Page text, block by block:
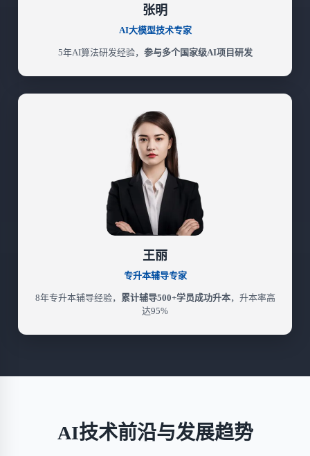
张明
AI大模型技术专家
5年AI算法研发经验， 参与多个国家级AI项目研发
王丽
专升本辅导专家
8年专升本辅导经验， 累计辅导500+学员成功升本，升本率高
达95%
AI技术前沿与发展趋势